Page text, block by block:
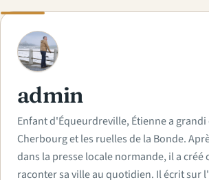
A
admin
Enfant d'Équeurdreville, Étienne a
Cherbourg et les ruelles de la Bonde.
dans la presse locale normande, il a créé
raconter sa ville au quotidien. Il écrit sur